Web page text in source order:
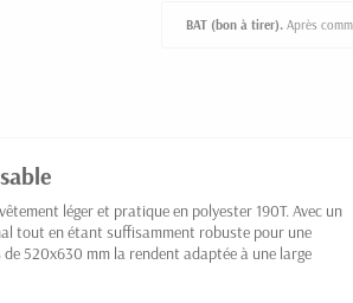
BAT (bon à tirer). Après
léger et pratique en polyester 190T. Avec un
tout en étant suffisamment robuste pour une
520x630 mm la rendent adaptée à une large